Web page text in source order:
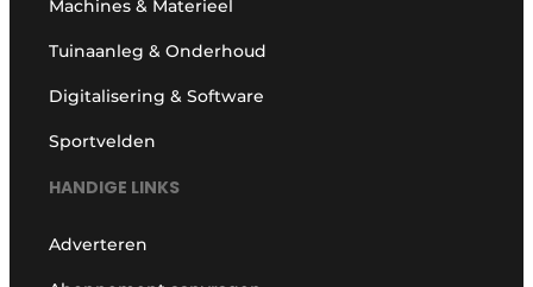
Machines & Materieel
Tuinaanleg & Onderhoud
Digitalisering & Software
Sportvelden
HANDIGE LINKS
Adverteren